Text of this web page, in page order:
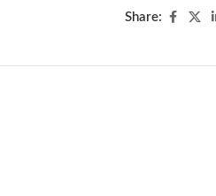
Share: